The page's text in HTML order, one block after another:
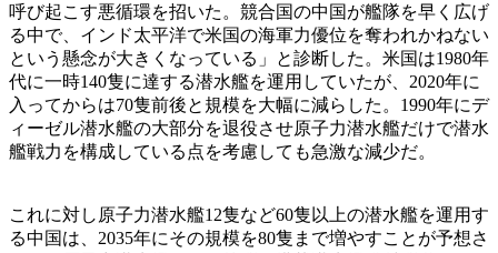
呼び起こす悪循環を招いた。競合国の中国が艦隊を早く広げ
る中で、インド太平洋で米国の海軍力優位を奪われかねない
という懸念が大きくなっている」と診断した。米国は1980年
代に一時140隻に達する潜水艦を運用していたが、2020年に
入ってからは70隻前後と規模を大幅に減らした。1990年にデ
ィーゼル潜水艦の大部分を退役させ原子力潜水艦だけで潜水
艦戦力を構成している点を考慮しても急激な減少だ。
これに対し原子力潜水艦12隻など60隻以上の潜水艦を運用す
る中国は、2035年にその規模を80隻まで増やすことが予想さ